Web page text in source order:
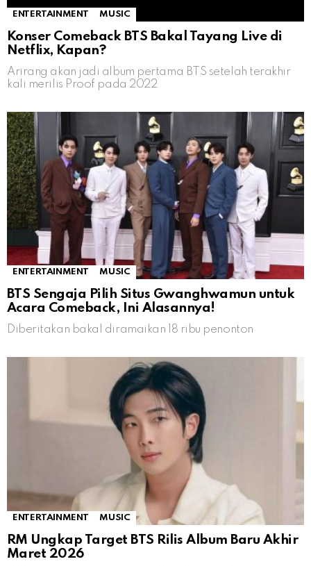
ENTERTAINMENT MUSIC
Konser Comeback BTS Bakal Tayang Live di
Netflix, Kapan?
Arirang akan jadi album pertama BTS setelah terakhir
kali merilis Proof pada 2022
ENTERTAINMENT MUSIC
BTS Sengaja Pilih Situs Gwanghwamun untuk
Acara Comeback, Ini Alasannya!
Diberitakan bakal diramaikan 18 ribu penonton
ENTERTAINMENT MUSIC
RM Ungkap Target BTS Rilis Album Baru Akhir
Maret 2026